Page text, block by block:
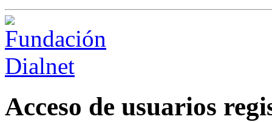
Acceso de usuarios